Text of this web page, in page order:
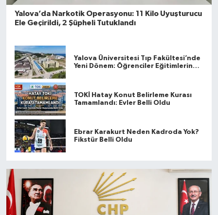
Yalova’da Narkotik Operasyonu: 11 Kilo Uyuşturucu
Ele Geçirildi, 2 Şüpheli Tutuklandı
Yalova Üniversitesi Tıp Fakültesi’nde
Yeni Dönem: Öğrenciler Eğitimlerine
TOKİ Hatay Konut Belirleme Kurası
Tamamlandı: Evler Belli Oldu
Ebrar Karakurt Neden Kadroda Yok?
Fikstür Belli Oldu